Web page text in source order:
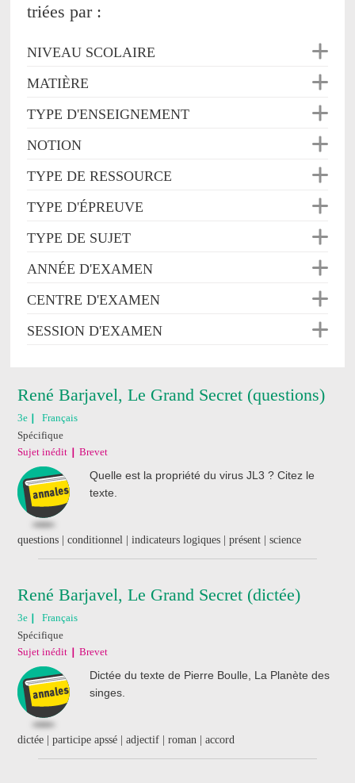
triées par :
NIVEAU SCOLAIRE
MATIÈRE
TYPE D'ENSEIGNEMENT
NOTION
TYPE DE RESSOURCE
TYPE D'ÉPREUVE
TYPE DE SUJET
ANNÉE D'EXAMEN
CENTRE D'EXAMEN
SESSION D'EXAMEN
René Barjavel, Le Grand Secret (questions)
3e
Français
Spécifique
Sujet inédit
Brevet
Quelle est la propriété du virus JL3 ? Citez le
texte.
questions | conditionnel | indicateurs logiques | présent | science
René Barjavel, Le Grand Secret (dictée)
3e
Français
Spécifique
Sujet inédit
Brevet
Dictée du texte de Pierre Boulle, La Planète des
singes.
dictée | participe apssé | adjectif | roman | accord